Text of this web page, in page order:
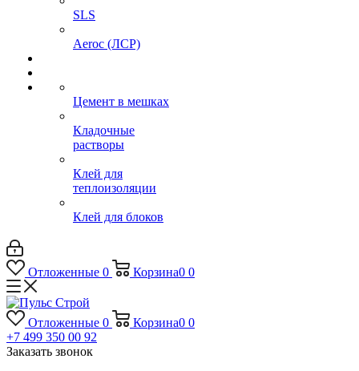
SLS
Aeroc (ЛСР)
Цемент в мешках
Кладочные
растворы
Клей для
теплоизоляции
Клей для блоков
Отложенные 0 Корзина0 0
Отложенные 0 Корзина0 0
+7 499 350 00 92
Заказать звонок